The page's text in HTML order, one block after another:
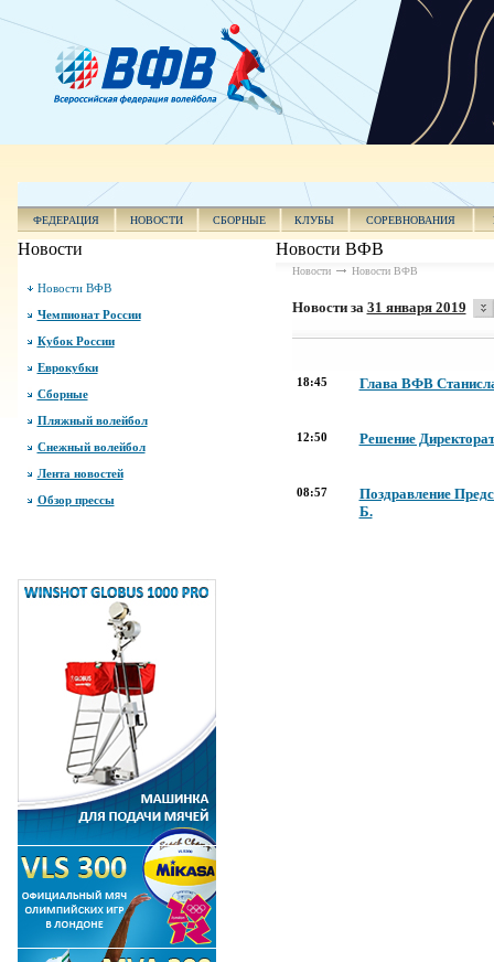
ФЕДЕРАЦИЯ НОВОСТИ СБОРНЫЕ КЛУБЫ СОРЕВНОВАНИЯ
Новости
Новости ВФВ
Чемпионат России
Кубок России
Еврокубки
Сборные
Пляжный волейбол
Снежный волейбол
Лента новостей
Обзор прессы
Новости ВФВ
Новости Новости ВФВ
Новости за 31 января 2019
18:45 Глава ВФВ
12:50 Решение
08:57
Поздравление
Б.